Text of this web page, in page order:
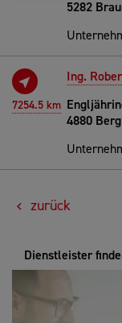
5282
7254.5 km
Ing.
4880
zurück
Dienstleister